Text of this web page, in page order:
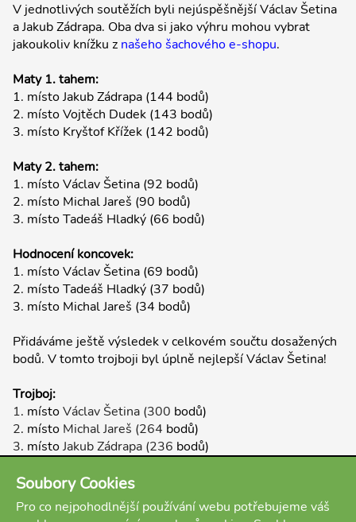
V jednotlivých soutěžích byli nejúspěšnější Václav Šetina
a Jakub Zádrapa. Oba dva si jako výhru mohou vybrat
jakoukoliv knížku z našeho šachového e-shopu.
Maty 1. tahem:
1. místo Jakub Zádrapa (144 bodů)
2. místo Vojtěch Dudek (143 bodů)
3. místo Kryštof Křížek (142 bodů)
Maty 2. tahem:
1. místo Václav Šetina (92 bodů)
2. místo Michal Jareš (90 bodů)
3. místo Tadeáš Hladký (66 bodů)
Hodnocení koncovek:
1. místo Václav Šetina (69 bodů)
2. místo Tadeáš Hladký (37 bodů)
3. místo Michal Jareš (34 bodů)
Přidáváme ještě výsledek v celkovém součtu dosažených
bodů. V tomto trojboji byl úplně nejlepší Václav Šetina!
Trojboj:
1. místoVáclav Šetina (300 bodů)
2. místo Michal Jareš (264 bodů)
3. místoJakub Zádrapa (236 bodů)
5. místo Tadeáš Hladký (216 bodů)
V sekciSoutěžit(přístup mají pouze registrovaní a
Soubory Cookies
Pro co nejpohodlnější používání webu potřebujeme váš